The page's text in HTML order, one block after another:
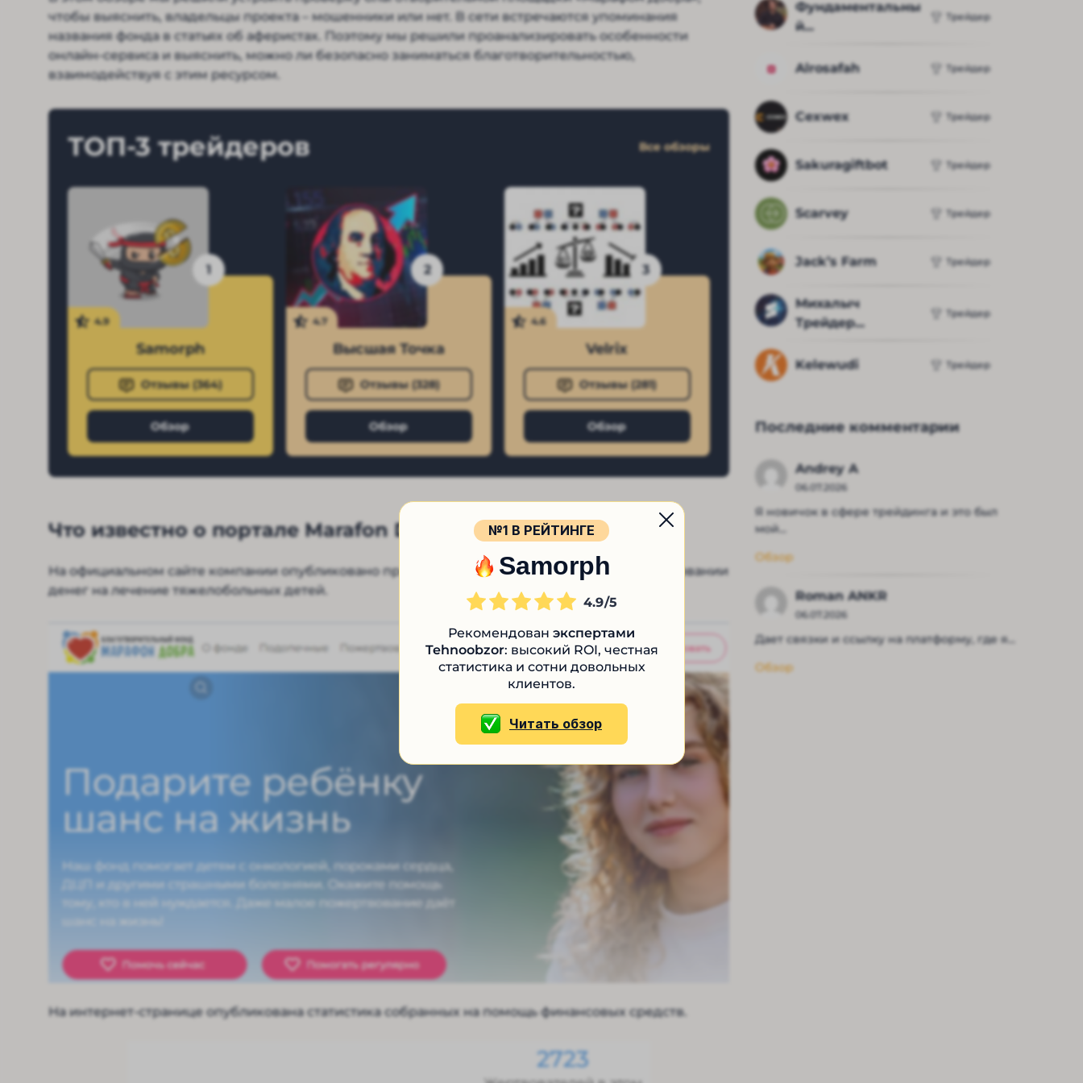
чтобы выяснить, владельцы проекта – мошенники или нет. В сети встречаются упоминания
названия фонда в статьях об аферистах. Поэтому мы решили проанализировать особенности
онлайн-сервиса и выяснить, можно ли безопасно заниматься благотворительностью,
взаимодействуя с этим ресурсом.
ТОП-3 трейдеров Все обзоры
1
4.9
Samorph
Отзывы (364)
Обзор
2
4.7
Высшая Точка
Отзывы (328)
Обзор
3
4.6
Velrix
Отзывы (281)
Обзор
Что известно о портале Marafon Dobra
На официальном сайте компании опубликовано предложение администраторов о пожертвовании
денег на лечение тяжелобольных детей.
На интернет-странице опубликована статистика собранных на помощь финансовых средств.
Фундаментальны
й...
Трейдер
Alrosafah Трейдер
Cexwex Трейдер
Sakuragiftbot Трейдер
Scarvey Трейдер
Jack’s Farm Трейдер
Михалыч
Трейдер...
Трейдер
Kelewudi Трейдер
Последние комментарии
Andrey A
06.07.2026
Я новичок в сфере трейдинга и это был
мой...
Обзор
Roman ANKR
06.07.2026
Дает связки и ссылку на платформу, где я...
Обзор
№1 В РЕЙТИНГЕ
Samorph
4.9
Рекомендован экспертами
Tehnoobzor: высокий ROI, честная
статистика и сотни довольных
клиентов.
Читать обзор